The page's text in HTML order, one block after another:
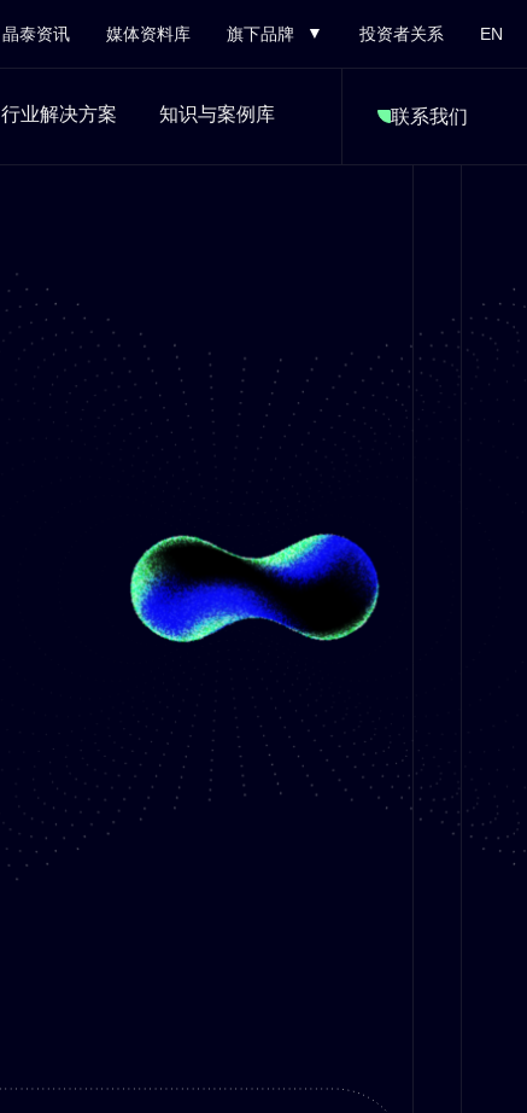
晶泰资讯 媒体资料库 旗下品牌 投资者关系 EN
行业解决方案 知识与案例库 联系我们